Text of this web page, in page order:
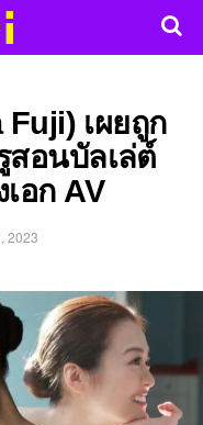
เผยถูก
สอนบัลเล่ต์
อก AV
2023